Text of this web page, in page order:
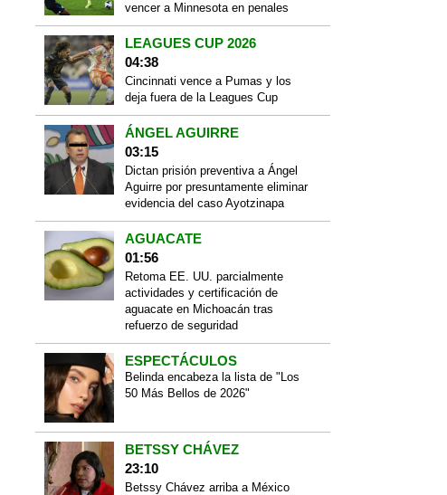
vencer a Minnesota en penales
LEAGUES CUP 2026
04:38
Cincinnati vence a Pumas y los
deja fuera de la Leagues Cup
ÁNGEL AGUIRRE
03:15
Dictan prisión preventiva a Ángel
Aguirre por presuntamente eliminar
evidencia del caso Ayotzinapa
AGUACATE
01:56
Retoma EE. UU. parcialmente
actividades y certificación de
aguacate en Michoacán tras
refuerzo de seguridad
ESPECTÁCULOS
Belinda encabeza la lista de "Los
50 Más Bellos de 2026"
BETSSY CHÁVEZ
23:10
Betssy Chávez arriba a México